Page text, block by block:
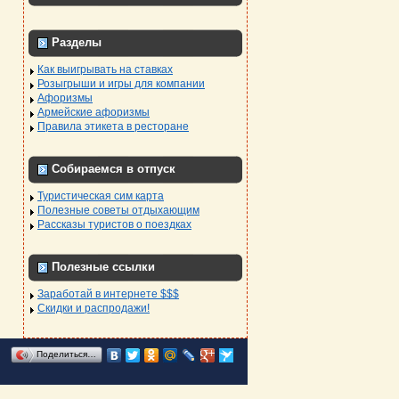
Разделы
Как выигрывать на ставках
Розыгрыши и игры для компании
Афоризмы
Армейские афоризмы
Правила этикета в ресторане
Собираемся в отпуск
Туристическая сим карта
Полезные советы отдыхающим
Рассказы туристов о поездках
Полезные ссылки
Заработай в интернете $$$
Скидки и распродажи!
Поделиться…